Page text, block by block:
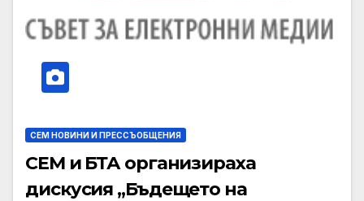
СЕМ НОВИНИ И ПРЕССЪОБЩЕНИЯ
СЕМ и БТА организираха
дискусия „Бъдещето на